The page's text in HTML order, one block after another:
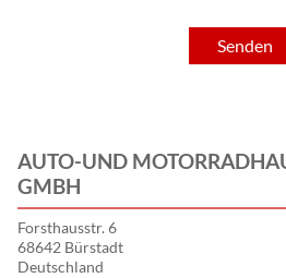
Senden
AUTO-UND
GMBH
Forsthausstr. 6
68642 Bürstadt
Deutschland